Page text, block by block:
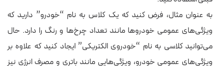
به عنوان مثال، فرض کنید که یک کلاس به نام “خودرو” دارید که
ویژگی‌های عمومی خودروها مانند تعداد چرخ‌ها و رنگ را دارد. حال
می‌توانید کلاسی به نام “خودروی الکتریکی” ایجاد کنید که علاوه بر
ویژگی‌های عمومی خودرو، ویژگی‌هایی مانند باتری و مصرف انرژی نیز